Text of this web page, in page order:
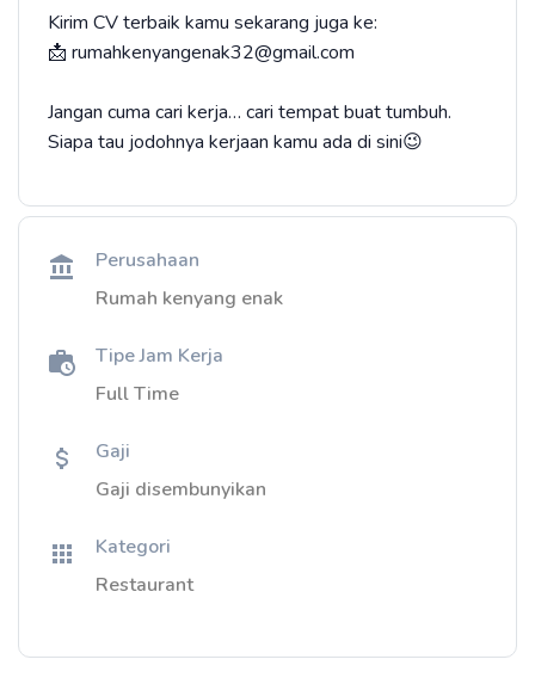
Kirim CV terbaik kamu sekarang juga ke:
📩 rumahkenyangenak32@gmail.com
Jangan cuma cari kerja… cari tempat buat tumbuh.
Siapa tau jodohnya kerjaan kamu ada di sini😉
Perusahaan
Rumah kenyang enak
Tipe Jam Kerja
Full Time
Gaji
Gaji disembunyikan
Kategori
Restaurant